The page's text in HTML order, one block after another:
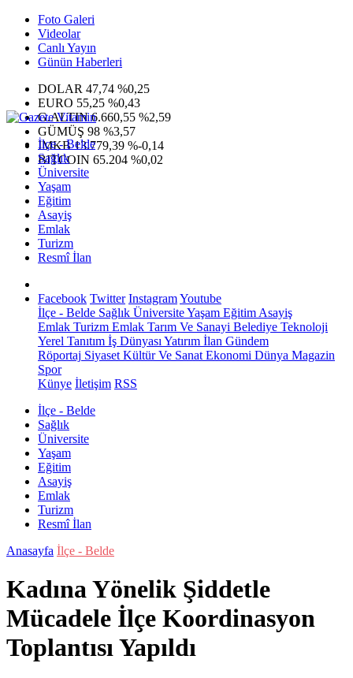
Foto Galeri
Videolar
Canlı Yayın
Günün Haberleri
DOLAR 47,74 %0,25
EURO 55,25 %0,43
G.ALTIN6.660,55 %2,59
GÜMÜŞ 98 %3,57
IMKB13.779,39 %-0,14
BITCOIN 65.204 %0,02
İlçe - Belde
Sağlık
Üniversite
Yaşam
Eğitim
Asayiş
Emlak
Turizm
Resmî İlan
Facebook Twitter InstagramYoutube
İlçe - Belde Sağlık ÜniversiteYaşam Eğitim Asayiş
Emlak Turizm Emlak Tarım Ve Sanayi Belediye Teknoloji
Yerel Tanıtım İş Dünyası Yatırım İlan Gündem
Röportaj Siyaset Kültür Ve Sanat Ekonomi Dünya Magazin
Spor
Künye İletişim RSS
İlçe - Belde
Sağlık
Üniversite
Yaşam
Eğitim
Asayiş
Emlak
Turizm
Resmî İlan
Anasayfa İlçe - Belde
Kadına Yönelik Şiddetle
Mücadele İlçe Koordinasyon
Toplantısı Yapıldı